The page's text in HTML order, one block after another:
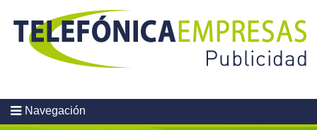
content
Navegación